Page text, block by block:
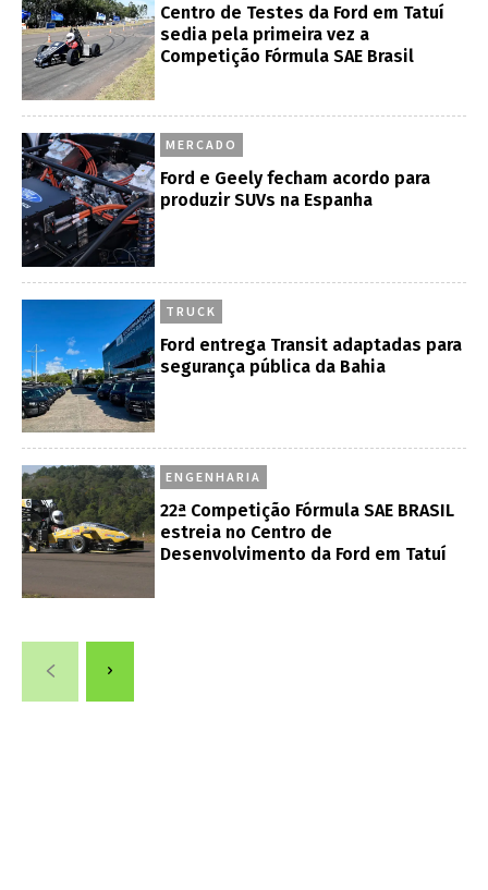
Centro de Testes da Ford em Tatuí
sedia pela primeira vez a
Competição Fórmula SAE Brasil
MERCADO
Ford e Geely fecham acordo para
produzir SUVs na Espanha
TRUCK
Ford entrega Transit adaptadas para
segurança pública da Bahia
ENGENHARIA
22ª Competição Fórmula SAE BRASIL
estreia no Centro de
Desenvolvimento da Ford em Tatuí